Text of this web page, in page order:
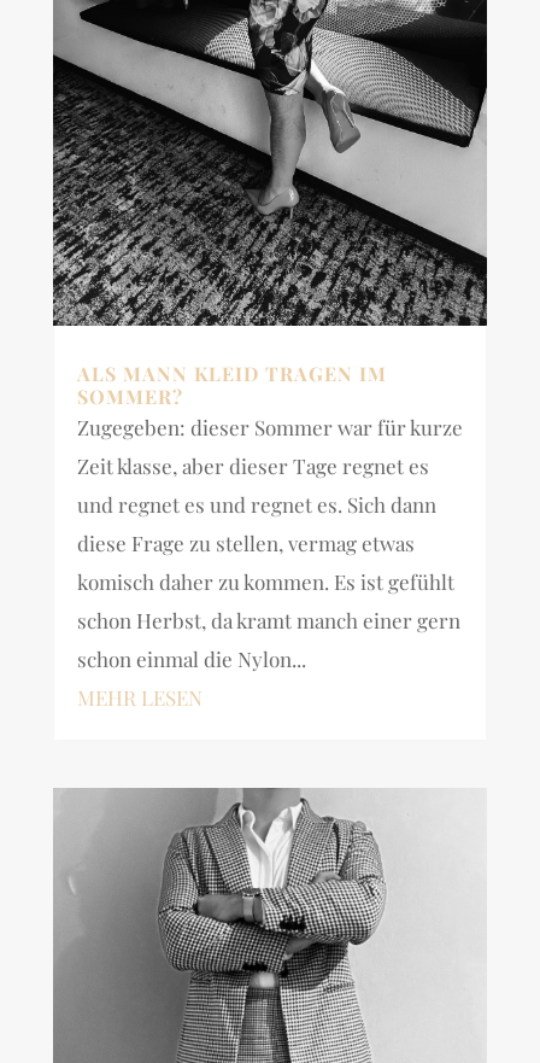
ALS MANN KLEID TRAGEN IM
SOMMER?
Zugegeben: dieser Sommer war für kurze
Zeit klasse, aber dieser Tage regnet es
und regnet es und regnet es. Sich dann
diese Frage zu stellen, vermag etwas
komisch daher zu kommen. Es ist gefühlt
schon Herbst, da kramt manch einer gern
schon einmal die Nylon...
MEHR LESEN